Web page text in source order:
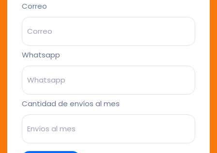
Correo
Whatsapp
Cantidad de envíos al mes